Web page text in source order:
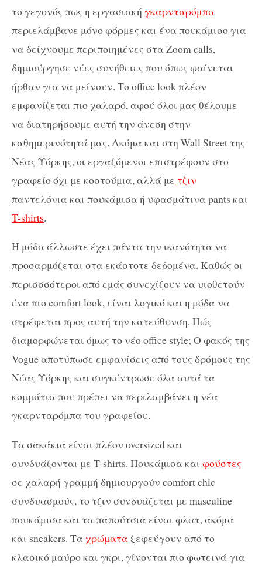
το γεγονός πως η εργασιακή γκαρνταρόμπα
περιελάμβανε μόνο φόρμες και ένα πουκάμισο για
να δείχνουμε περιποιημένες στα Zoom calls,
δημιούργησε νέες συνήθειες που όπως φαίνεται
ήρθαν για να μείνουν. Το office look πλέον
εμφανίζεται πιο χαλαρό, αφού όλοι μας θέλουμε
να διατηρήσουμε αυτή την άνεση στην
καθημερινότητά μας. Ακόμα και στη Wall Street της
Νέας Υόρκης, οι εργαζόμενοι επιστρέφουν στο
γραφείο όχι με κοστούμια, αλλά με τζιν
παντελόνια και πουκάμισα ή υφασμάτινα pants και
T-shirts.
Η μόδα άλλωστε έχει πάντα την ικανότητα να
προσαρμόζεται στα εκάστοτε δεδομένα. Καθώς οι
περισσσότεροι από εμάς συνεχίζουν να υιοθετούν
ένα πιο comfort look, είναι λογικό και η μόδα να
στρέφεται προς αυτή την κατεύθυνση. Πώς
διαμορφώνεται όμως το νέο office style; Ο φακός της
Vogue αποτύπωσε εμφανίσεις από τους δρόμους της
Νέας Υόρκης και συγκέντρωσε όλα αυτά τα
κομμάτια που πρέπει να περιλαμβάνει η νέα
γκαρνταρόμπα του γραφείου.
Τα σακάκια είναι πλέον oversized και
συνδυάζονται με T-shirts. Πουκάμισα και φούστες
σε χαλαρή γραμμή δημιουργούν comfort chic
συνδυασμούς, το τζιν συνδυάζεται με masculine
πουκάμισα και τα παπούτσια είναι φλατ, ακόμα
και sneakers. Ταχρώματαξεφεύγουν από το
κλασικό μαύρο και γκρι, γίνονται πιο φωτεινά για